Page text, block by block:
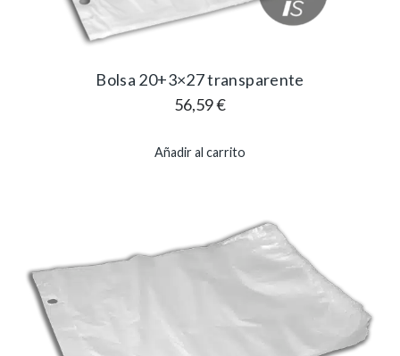
Bolsa 20+3×27 transparente
56,59€
Añadir al carrito